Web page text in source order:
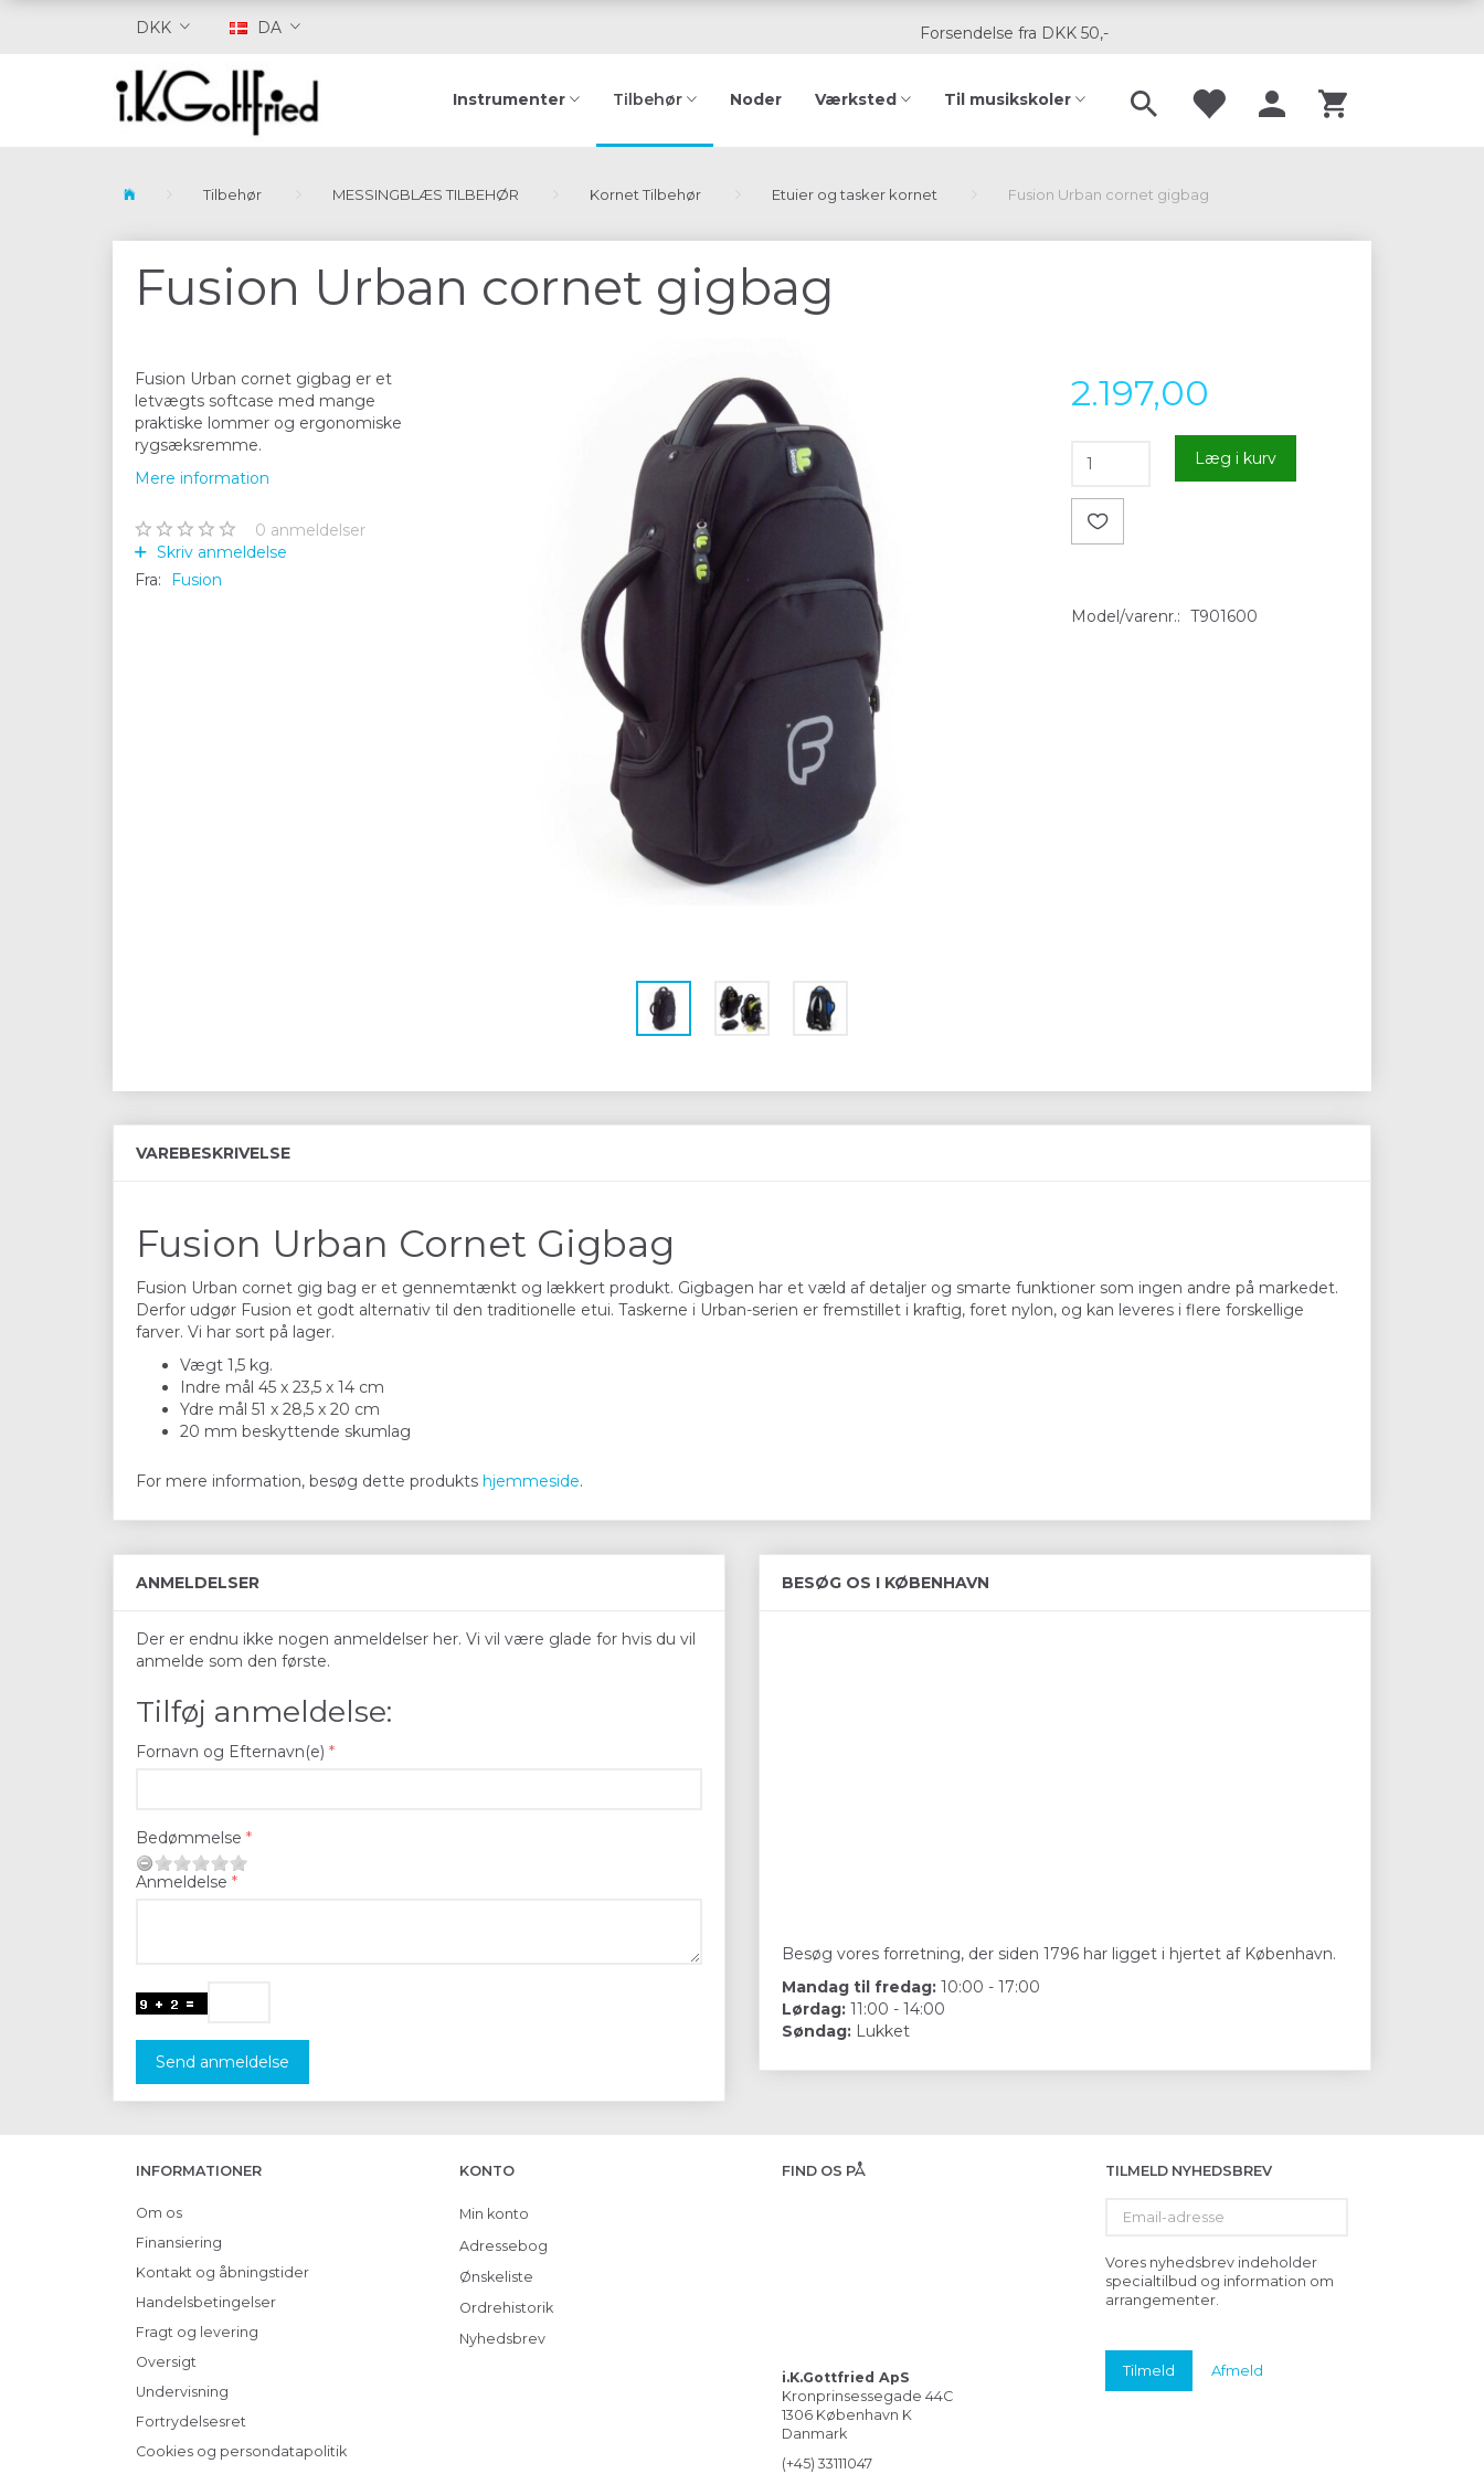
DKK DA Forsendelse fra DKK 50,-
Instrumenter Tilbehør Noder Værksted Til musikskoler
Tilbehør MESSINGBLÆS TILBEHØR Kornet Tilbehør Etuier og tasker kornet Fusion Urban cornet gigbag
Fusion Urban cornet gigbag
Fusion Urban cornet gigbag er et
letvægts softcase med mange
praktiske lommer og ergonomiske
rygsæksremme.
Mere information
0 anmeldelser
Skriv anmeldelse
Fra:
Fusion
2.197,00
Læg i kurv
Model/varenr.: T901600
VAREBESKRIVELSE
Fusion Urban Cornet Gigbag
Fusion Urban cornet gig bag er et gennemtænkt og lækkert produkt. Gigbagen har et væld af detaljer og smarte funktioner som ingen andre på markedet.
Derfor udgør Fusion et godt alternativ til den traditionelle etui. Taskerne i Urban-serien er fremstillet i kraftig, foret nylon, og kan leveres i flere forskellige
farver. Vi har sort på lager.
Vægt 1,5 kg.
Indre mål 45 x 23,5 x 14 cm
Ydre mål 51 x 28,5 x 20 cm
20 mm beskyttende skumlag
For mere information, besøg dette produkts hjemmeside.
ANMELDELSER
Der er endnu ikke nogen anmeldelser her. Vi vil være glade for hvis du vil
anmelde som den første.
Tilføj anmeldelse:
Fornavn og Efternavn(e)
Bedømmelse
Anmeldelse
Send anmeldelse
BESØG OS I KØBENHAVN
Besøg vores forretning, der siden 1796 har ligget i hjertet af København.
Mandag til fredag: 10:00 - 17:00
Lørdag: 11:00 - 14:00
Søndag: Lukket
INFORMATIONER
Om os
Finansiering
Kontakt og åbningstider
Handelsbetingelser
Fragt og levering
Oversigt
Undervisning
Fortrydelsesret
Cookies og persondatapolitik
KONTO
Min konto
Adressebog
Ønskeliste
Ordrehistorik
Nyhedsbrev
FIND OS PÅ
i.K.Gottfried ApS
Kronprinsessegade 44C
1306 København K
Danmark
(+45) 33111047
TILMELD NYHEDSBREV
adresse
Vores nyhedsbrev indeholder
specialtilbud og information om
arrangementer.
Tilmeld Afmeld